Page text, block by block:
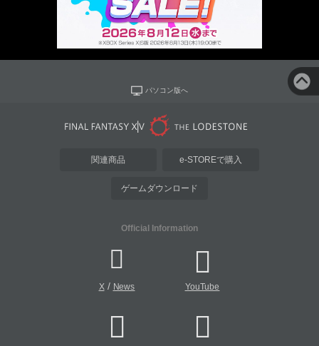
パソコン版へ
関連商品 e-STOREで購入
ゲームダウンロード
Official Information
X/ News YouTube